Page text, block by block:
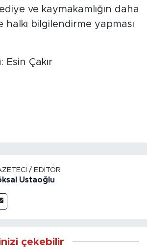
ve kaymakamlığın daha
halkı bilgilendirme yapması
Esin Çakır
/ EDITÖR
Ustaoğlu
çekebilir